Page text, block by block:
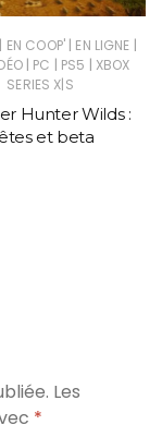
| EN COOP' | EN LIGNE |
| PC | PS5 | XBOX
SERIES X|S
Hunter Wilds :
et beta
Les
*